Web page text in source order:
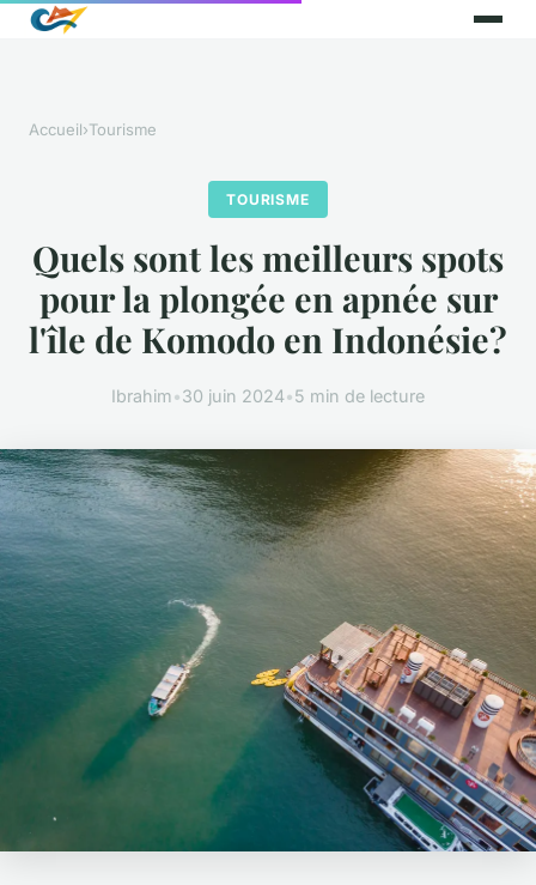
Accueil›Tourisme
TOURISME
Quels sont les meilleurs spots
pour la plongée en apnée sur
l'île de Komodo en Indonésie?
Ibrahim•30 juin 2024•5 min de lecture